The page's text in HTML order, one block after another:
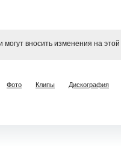
вносить изменения на
Фото Клипы Дискография